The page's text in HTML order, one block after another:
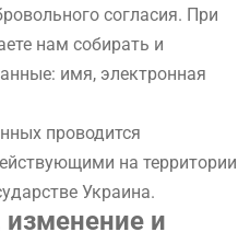
согласия. При
нам собирать и
имя, электронная
проводится
на территории
Украина.
и